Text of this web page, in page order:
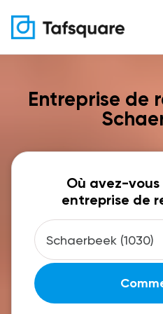
Entreprise de
Où avez-
entreprise de